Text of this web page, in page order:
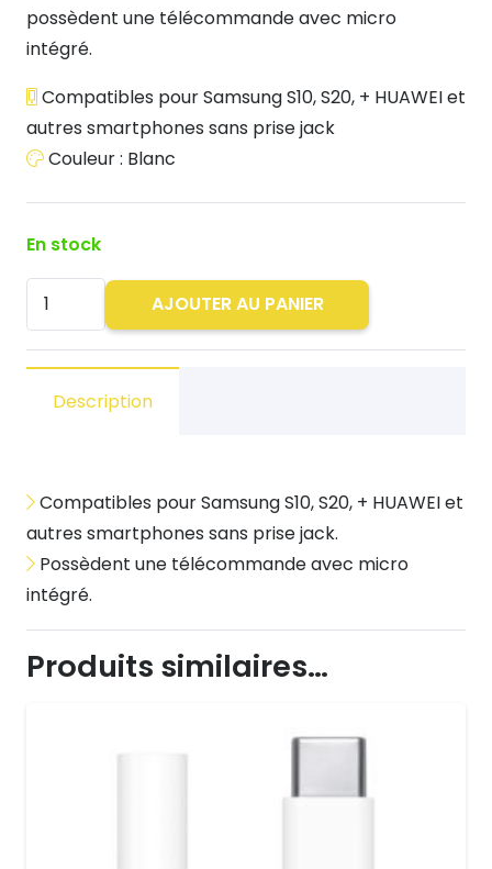
possèdent une télécommande avec micro
intégré.
Compatibles pour Samsung S10, S20, + HUAWEI et
autres smartphones sans prise jack
Couleur : Blanc
En stock
quantité
de
Écouteurs
blanc
AJOUTER AU PANIER
Description
Compatibles pour Samsung S10, S20, + HUAWEI et
autres smartphones sans prise jack.
Possèdent une télécommande avec micro
intégré.
Produits similaires…